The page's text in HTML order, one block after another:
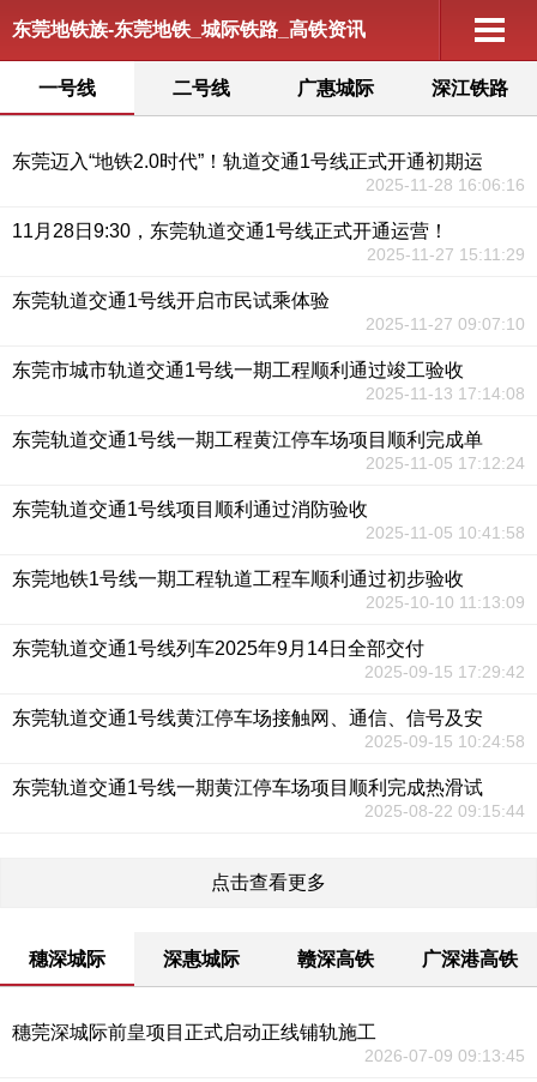
东莞地铁族-东莞地铁_城际铁路_高铁资讯
一号线 二号线 广惠城际 深江铁路
东莞迈入“地铁2.0时代”！轨道交通1号线正式开通初期运
2025-11-28 16:06:16
11月28日9:30，东莞轨道交通1号线正式开通运营！
2025-11-27 15:11:29
东莞轨道交通1号线开启市民试乘体验
2025-11-27 09:07:10
东莞市城市轨道交通1号线一期工程顺利通过竣工验收
2025-11-13 17:14:08
东莞轨道交通1号线一期工程黄江停车场项目顺利完成单
2025-11-05 17:12:24
东莞轨道交通1号线项目顺利通过消防验收
2025-11-05 10:41:58
东莞地铁1号线一期工程轨道工程车顺利通过初步验收
2025-10-10 11:13:09
东莞轨道交通1号线列车2025年9月14日全部交付
2025-09-15 17:29:42
东莞轨道交通1号线黄江停车场接触网、通信、信号及安
2025-09-15 10:24:58
东莞轨道交通1号线一期黄江停车场项目顺利完成热滑试
2025-08-22 09:15:44
点击查看更多
穗深城际 深惠城际 赣深高铁 广深港高铁
穗莞深城际前皇项目正式启动正线铺轨施工
2026-07-09 09:13:45